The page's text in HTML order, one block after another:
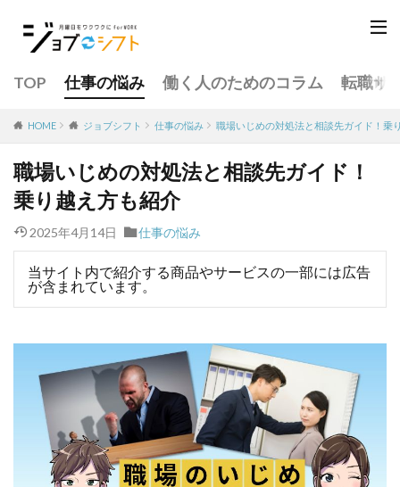
TOP 仕事の悩み 働く人のためのコラム 転職サ
HOME ジョブシフト 仕事の悩み 職場いじめの対処法と相談先ガイド！乗
職場いじめの対処法と相談先ガイド！
乗り越え方も紹介
2025年4月14日 仕事の悩み
当サイト内で紹介する商品やサービスの一部には広告
が含まれています。